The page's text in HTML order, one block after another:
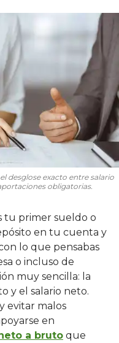
desglose exacto entre salario
obligatorias.
tu primer sueldo o
en tu cuenta y
lo que pensabas
o incluso de
muy sencilla: la
y el salario neto.
evitar malos
en
a bruto que